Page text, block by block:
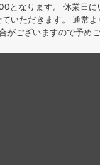
となります。 休業日に
いただきます。 通常
がございますので予めご